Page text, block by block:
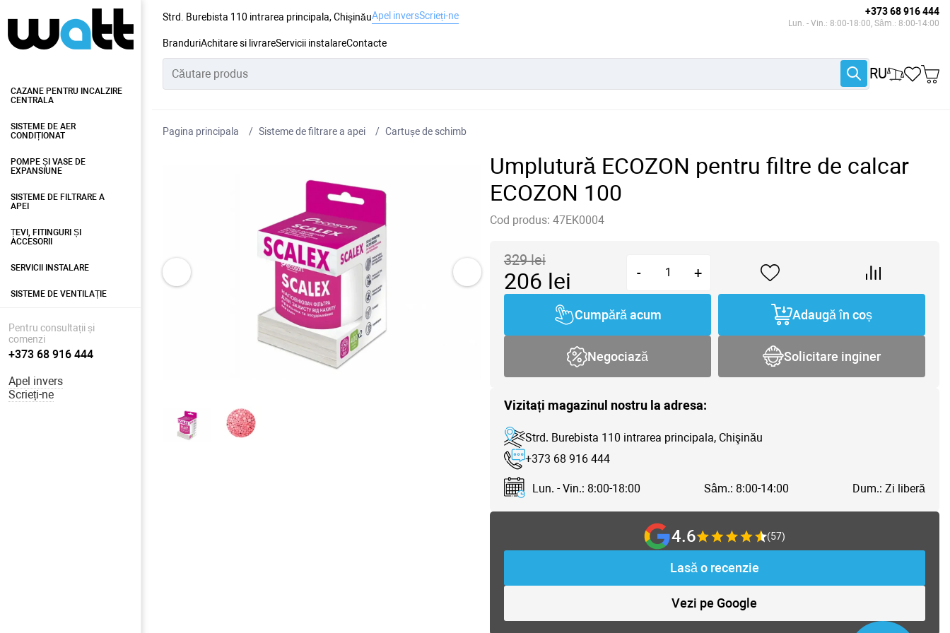
Strd. Burebista 110 intrarea principala, ChişinăuApel inversScrieți-ne +373 68 916 444
Lun. - Vin.: 8:00-18:00, Sâm.: 8:00-14:00
BranduriAchitare si livrareServicii instalareContacte
RU
CAZANE PENTRU INCALZIRE
CENTRALA
SISTEME DE AER
CONDIȚIONAT
POMPE ȘI VASE DE
EXPANSIUNE
SISTEME DE FILTRARE A
APEI
ȚEVI, FITINGURI ȘI
ACCESORII
SERVICII INSTALARE
SISTEME DE VENTILAȚIE
Pentru consultații și
comenzi
+373 68 916 444
Apel invers
Scrieți-ne
Pagina principala Sisteme de filtrare a apei Cartușe de schimb
Umplutură ECOZON pentru filtre de calcar
ECOZON 100
Cod produs: 47EK0004
329lei
206 lei - +
Cumpără acum Adaugă în coș
Negociază Solicitare inginer
Vizitați magazinul nostru la adresa:
Strd. Burebista 110 intrarea principala, Chişinău
+373 68 916 444
Lun. - Vin.: 8:00-18:00 Sâm.: 8:00-14:00 Dum.: Zi liberă
4.6 (57)
Lasă o recenzie
Vezi pe Google